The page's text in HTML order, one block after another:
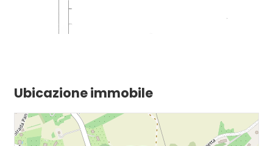
Ubicazione immobile